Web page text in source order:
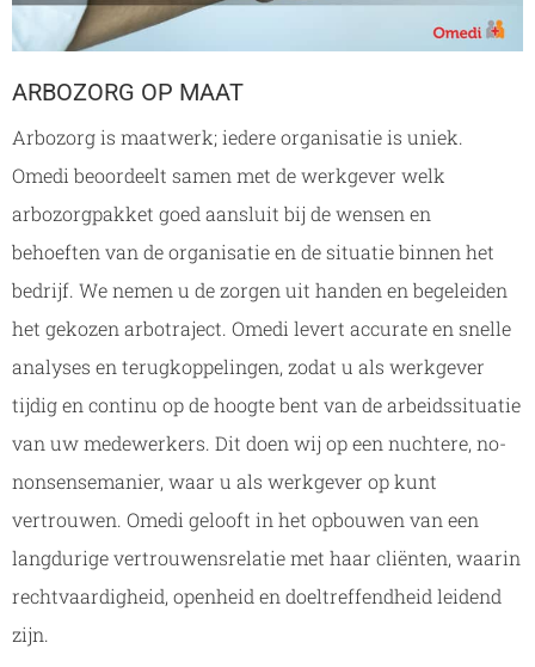
ARBOZORG OP MAAT
Arbozorg is maatwerk; iedere organisatie is uniek.
Omedi beoordeelt samen met de werkgever welk
arbozorgpakket goed aansluit bij de wensen en
behoeften van de organisatie en de situatie binnen het
bedrijf. We nemen u de zorgen uit handen en begeleiden
het gekozen arbotraject. Omedi levert accurate en snelle
analyses en terugkoppelingen, zodat u als werkgever
tijdig en continu op de hoogte bent van de arbeidssituatie
van uw medewerkers. Dit doen wij op een nuchtere, no-
nonsensemanier, waar u als werkgever op kunt
vertrouwen. Omedi gelooft in het opbouwen van een
langdurige vertrouwensrelatie met haar cliënten, waarin
rechtvaardigheid, openheid en doeltreffendheid leidend
zijn.